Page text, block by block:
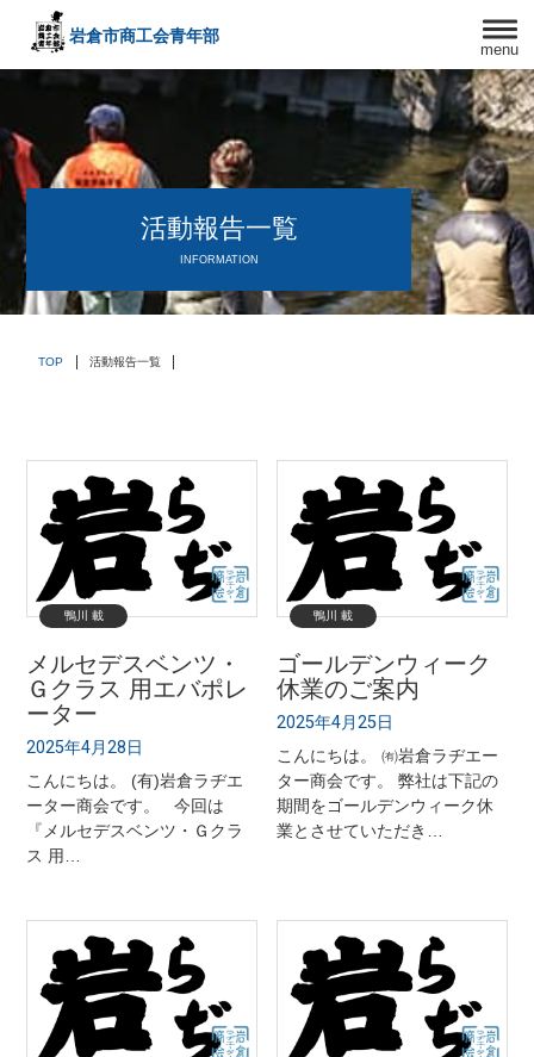
menu
岩倉市商工会青年部
〒482－0042
愛知県岩倉市中本町西出口31-1
TEL:0587-66-3400
FAX:0587-66-3417
頑張る中小企業を応援します！
活動報告一覧
INFORMATION
TOP 活動報告一覧
鴨川 載
メルセデスベンツ・
Ｇクラス 用エバポレ
ーター
2025年4月28日
こんにちは。 (有)岩倉ラヂエ
ーター商会です。 今回は
『メルセデスベンツ・Ｇクラ
ス 用…
鴨川 載
ゴールデンウィーク
休業のご案内
2025年4月25日
こんにちは。 ㈲岩倉ラヂエー
ター商会です。 弊社は下記の
期間をゴールデンウィーク休
業とさせていただき…